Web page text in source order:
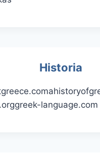
Historia
language.com